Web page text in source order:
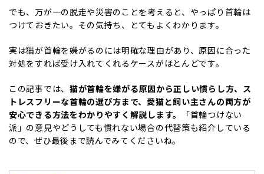
でも、万が一の脱走や災害のことを考えると、やっぱり首輪は
つけておきたい。その気持ち、とてもよくわかります。
実は猫が首輪を嫌がるのには明確な理由があり、原因に合った
対処をすれば受け入れてくれるケースがほとんどです。
この記事では、 猫が首輪を嫌がる原因から正しい慣らし方、ス
トレスフリーな首輪の選び方まで、愛猫と飼い主さんの両方が
安心できる方法をわかりやすく解説します。
「首輪つけない
派」の意見やどうしても慣れない場合の代替策も紹介している
ので、ぜひ最後まで読んでみてくださいね。